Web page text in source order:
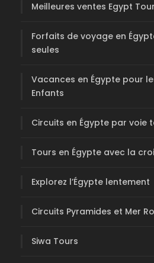
Meilleures ventes Egypt
Forfaits de voyage en
seules
Vacances en Égypte pour
Enfants
Circuits en Égypte par voie
Tours en Égypte avec la
Explorez l’Égypte lentement
Circuits Pyramides et Mer
Siwa Tours